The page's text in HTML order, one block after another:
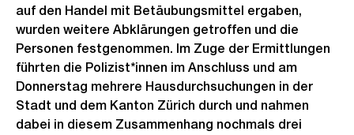
auf den Handel mit Betäubungsmittel ergaben,
wurden weitere Abklärungen getroffen und die
Personen festgenommen. Im Zuge der Ermittlungen
führten die Polizist*innen im Anschluss und am
Donnerstag mehrere Hausdurchsuchungen in der
Stadt und dem Kanton Zürich durch und nahmen
dabei in diesem Zusammenhang nochmals drei